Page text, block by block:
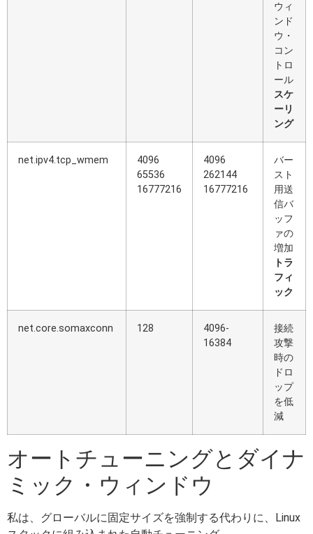
ウィ
ンド
ウ・
コン
トロ
ール
スケ
ーリ
ング
net.ipv4.tcp_wmem
4096
65536
16777216
4096
262144
16777216
バー
スト
用送
信バ
ッフ
ァの
増加
トラ
フィ
ック
net.core.somaxconn 128
4096-
16384
接続
攻撃
時の
ドロ
ップ
を低
減
オートチューニングとダイナ
ミック・ウィンドウ
私は、グローバルに固定サイズを強制する代わりに、Linux